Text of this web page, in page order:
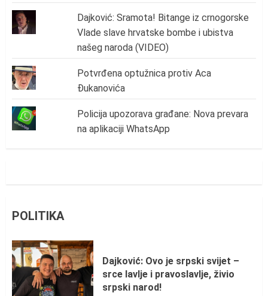
Dajković: Sramota! Bitange iz crnogorske
Vlade slave hrvatske bombe i ubistva
našeg naroda (VIDEO)
Potvrđena optužnica protiv Aca
Đukanovića
Policija upozorava građane: Nova prevara
na aplikaciji WhatsApp
POLITIKA
Dajković: Ovo je srpski svijet –
srce lavlje i pravoslavlje, živio
srpski narod!